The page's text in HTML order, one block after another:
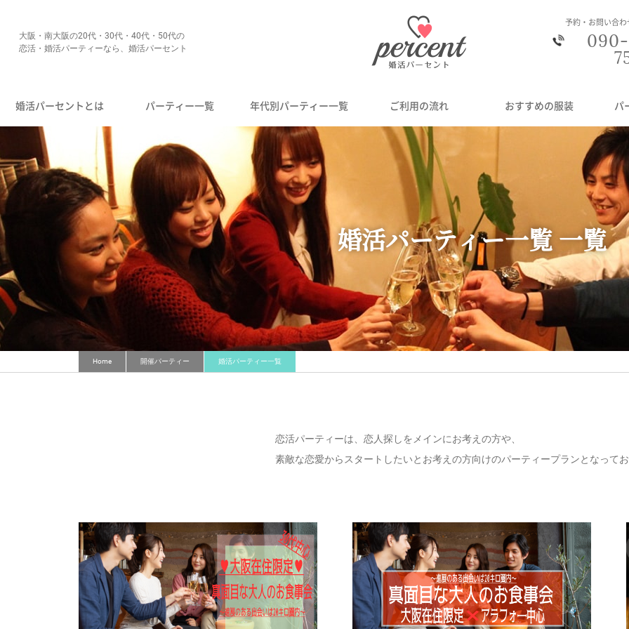
大阪・南大阪の20代・30代・40代・50代の
恋活・婚活パーティーなら、婚活パーセント
予約・お問い合
婚活パーセントとは パーティー一覧 年代別パーティー一覧 ご利用の流れ おすすめの服装 パ
婚活パーティー一覧 一覧
Home 開催パーティー 婚活パーティー一覧
恋活パーティーは、恋人探しをメインにお考えの方や、
素敵な恋愛からスタートしたいとお考えの方向けのパーティープランとなって